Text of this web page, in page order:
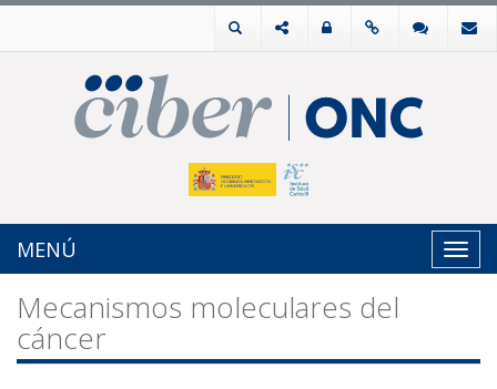
MENÚ
Mecanismos moleculares del
cáncer